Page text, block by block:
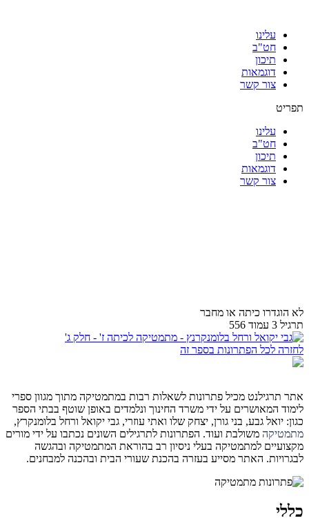
עלינו
חט"ב
תיכון
דוגמאות
צור קשר
תפריט
עלינו
חט"ב
תיכון
דוגמאות
צור קשר
לא הוגדרו כיתה או מחבר
תרגיל 3 עמוד 556
לחזרה לכל הפתרונות בספר זה
אתר תרגילנט מכיל פתרונות לשאלות רבות במתמטיקה מתוך מגוון ספרי
לימוד המאושרים על ידי משרד החינוך ונלמדים באופן שוטף בבתי הספר
כגון: יואל גבע, בני גורן, יצחק שלו ואתי עוזרי, גבי יקואל ורחל בלומנקרץ,
מתמטיקה משולבת ועוד. הפתרונות לתרגילים השונים נכתבו על ידי מורים
מקצועיים למתמטיקה בעלי ניסיון רב בהוראת המתמטיקה ובהגשה
לבגרויות. האתר מסייע בעזרה בהכנת שעורי הבית ובהכנה למבחנים.
כללי